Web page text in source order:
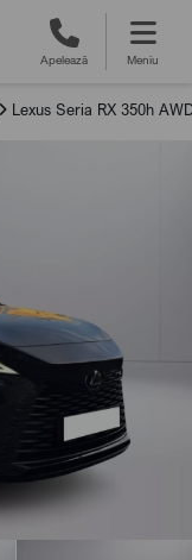
Apelează Meniu
Lexus Seria RX 350h